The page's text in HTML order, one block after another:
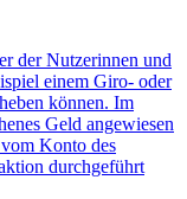
der Nutzerinnen und
einem Giro- oder
können. Im
Geld angewiesen
Konto des
durchgeführt